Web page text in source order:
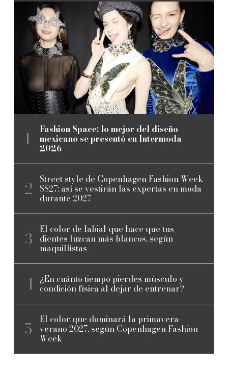
Fashion Space: lo mejor del diseño
mexicano se presentó en Intermoda
2026
Street style de Copenhagen Fashion Week
SS27: así se vestirán las expertas en moda
durante 2027
El color de labial que hace que tus
dientes luzcan más blancos, según
maquillistas
¿En cuánto tiempo pierdes músculo y
condición física al dejar de entrenar?
El color que dominará la primavera-
verano 2027, según Copenhagen Fashion
Week